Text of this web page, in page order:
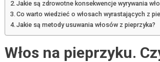
Jakie są zdrowotne konsekwencje wyrywania
Co warto wiedzieć o włosach wyrastających z
Jakie są metody usuwania włosów z pieprzyka?
Włos na pieprzyku.